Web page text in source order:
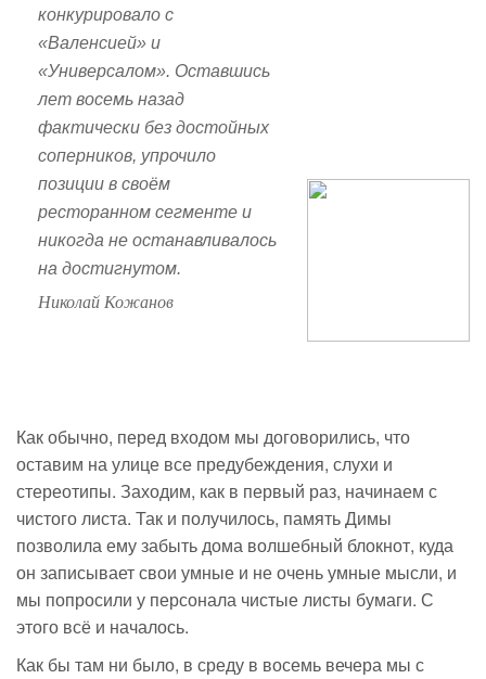
конкурировало с
«Валенсией» и
«Универсалом». Оставшись
лет восемь назад
фактически без достойных
соперников, упрочило
позиции в своём
ресторанном сегменте и
никогда не останавливалось
на достигнутом.
Николай Кожанов
Как обычно, перед входом мы договорились, что
оставим на улице все предубеждения, слухи и
стереотипы. Заходим, как в первый раз, начинаем с
чистого листа. Так и получилось, память Димы
позволила ему забыть дома волшебный блокнот, куда
он записывает свои умные и не очень умные мысли, и
мы попросили у персонала чистые листы бумаги. С
этого всё и началось.
Как бы там ни было, в среду в восемь вечера мы с